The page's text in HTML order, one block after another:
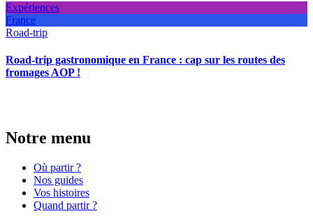
Expériences
France
Road-trip
Road-trip gastronomique en France : cap sur les routes des
fromages AOP !
Notre menu
Où partir ?
Nos guides
Vos histoires
Quand partir ?